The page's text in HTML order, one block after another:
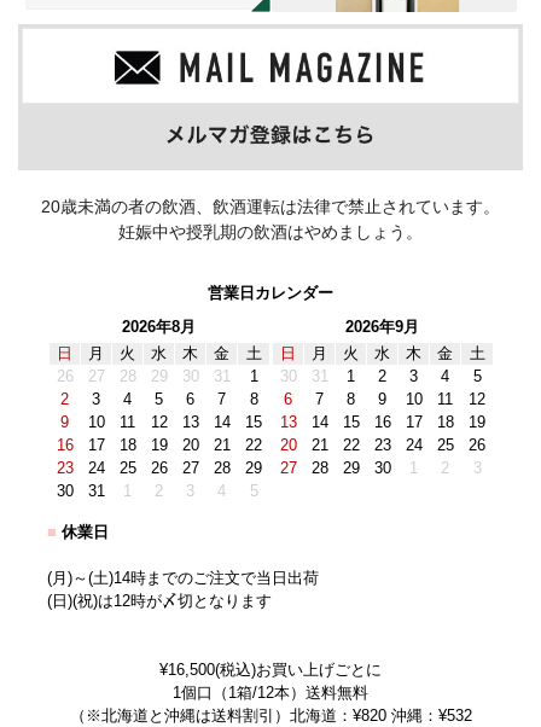
20歳未満の者の飲酒、飲酒運転は法律で禁止されています。
妊娠中や授乳期の飲酒はやめましょう。
営業日カレンダー
2026年8月
日
月 火 水 木 金
土
26
27 28 29 30 31
1
2
3 4 5 6 7
8
9
10 11 12 13 14
15
16
17 18 19 20 21
22
23
24 25 26 27 28
29
30
31 1 2 3 4 5
2026年9月
日
月 火 水 木 金
土
30
31 1 2 3 4
5
6
7 8 9 10 11
12
13
14 15 16 17 18
19
20
21 22 23 24 25
26
27
28 29 30 1 2 3
■ 休業日
(月)～(土)14時までのご注文で当日出荷
(日)(祝)は12時が〆切となります
¥16,500(税込)お買い上げごとに
1個口（1箱/12本）送料無料
（※北海道と沖縄は送料割引）北海道：¥820 沖縄：¥532